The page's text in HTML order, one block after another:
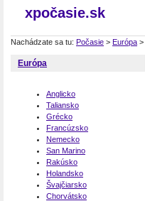
xpočasie.sk
Nachádzate sa tu: Počasie > Európa >
Európa
Anglicko
Taliansko
Grécko
Francúzsko
Nemecko
San Marino
Rakúsko
Holandsko
Švajčiarsko
Chorvátsko